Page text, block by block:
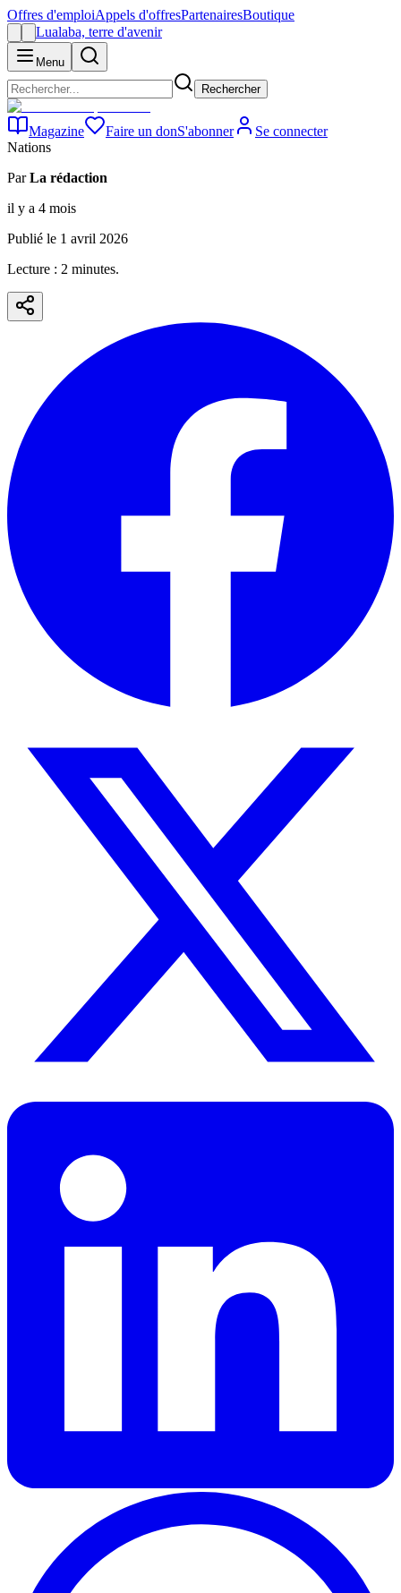
Offres d'emploiAppels d'offresPartenairesBoutique
Lualaba, terre d'avenir
Menu
Rechercher
Magazine Faire un donS'abonner
Se connecter
Nations
Par La rédaction
il y a 4 mois
Publié le 1 avril 2026
Lecture : 2 minutes.